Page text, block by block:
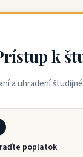
k
a uhradení
poplatok